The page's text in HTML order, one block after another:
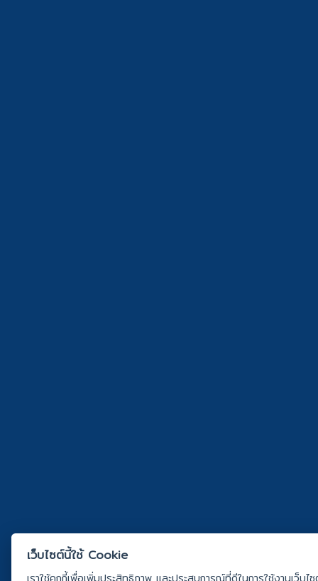
เว็บไซต์นี้ใช้ Cookie
เราใช้คุกกี้เพื่อเพิ่มประสิทธิภาพ และประสบการณ์ที่ดีในการใช้งานเ